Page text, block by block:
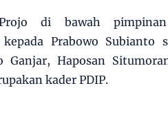
di bawah
Prabowo Subianto
Ganjar, Haposan
kader PDIP.